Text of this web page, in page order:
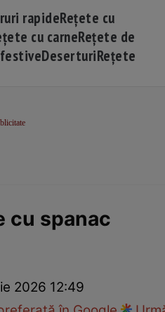
rapideRețete cu
cu carneRețete de
DeserturiRețete
cu spanac
2026 12:49